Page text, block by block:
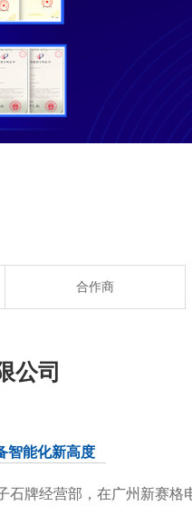
合作商
公司
智能化新高度
石牌经营部，在广州新赛格